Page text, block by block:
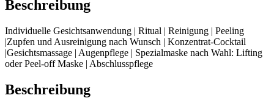
Beschreibung
Individuelle Gesichtsanwendung | Ritual | Reinigung | Peeling
|Zupfen und Ausreinigung nach Wunsch | Konzentrat-Cocktail
|Gesichtsmassage | Augenpflege | Spezialmaske nach Wahl: Lifting
oder Peel-off Maske | Abschlusspflege
Beschreibung